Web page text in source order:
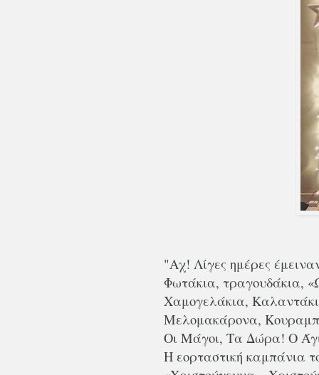
"Αχ! Λίγες ημέρες
Φωτάκια, τραγουδάκια,
Χαμογελάκια,
Μελομακάρονα,
Οι Μάγοι, Τα Δώρα! Ο
Η εορταστική καμπάνια